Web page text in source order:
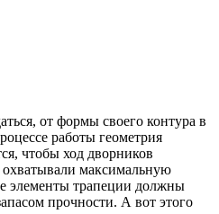
от формы своего контура в
работы геометрия
чтобы ход дворников
максимальную
элементы трапеции должны
прочности. А вот этого